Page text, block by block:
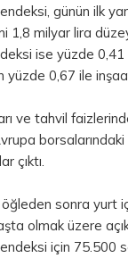
günün ilk
1,8 milyar lira
ise yüzde
yüzde 0,67 ile
ve tahvil
çıktı.
sonra yurt
olmak üzere
için 75.500